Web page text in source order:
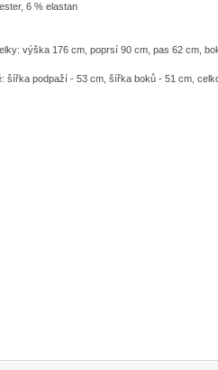
6 % elastan
výška 176 cm, poprsí 90 cm, pas 62 cm,
šířka podpaží - 53 cm, šířka boků - 51 cm,